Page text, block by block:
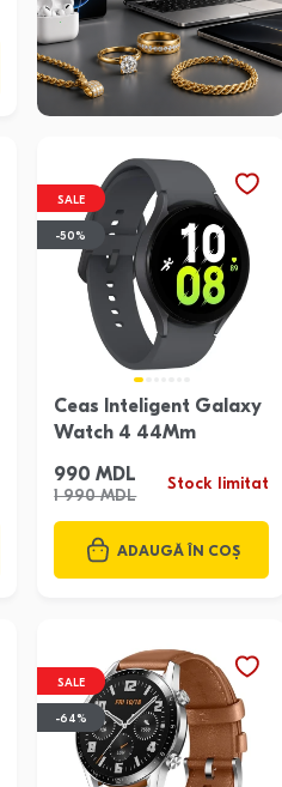
SALE
-50%
Ceas Inteligent Galaxy
Watch 4 44Mm
990 MDL
1 990 MDL
Stock limitat
ADAUGĂ ÎN COȘ
SALE
-64%